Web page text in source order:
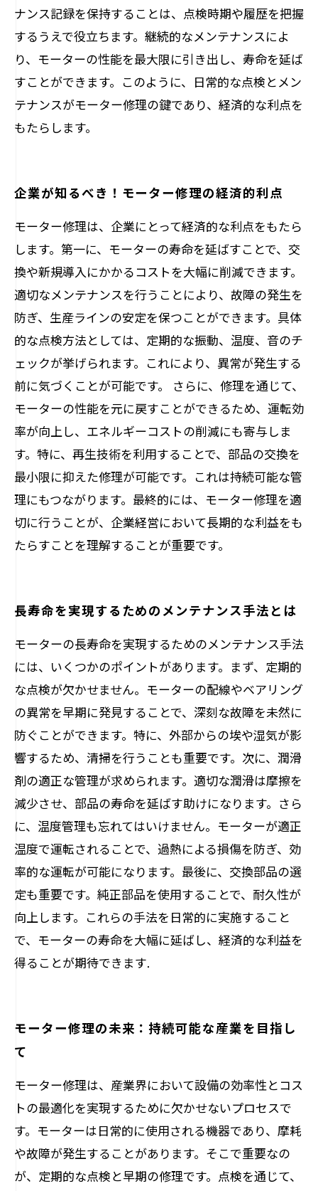
ナンス記録を保持することは、点検時期や履歴を把握
するうえで役立ちます。継続的なメンテナンスによ
り、モーターの性能を最大限に引き出し、寿命を延ば
すことができます。このように、日常的な点検とメン
テナンスがモーター修理の鍵であり、経済的な利点を
もたらします。
企業が知るべき！モーター修理の経済的利点
モーター修理は、企業にとって経済的な利点をもたら
します。第一に、モーターの寿命を延ばすことで、交
換や新規導入にかかるコストを大幅に削減できます。
適切なメンテナンスを行うことにより、故障の発生を
防ぎ、生産ラインの安定を保つことができます。具体
的な点検方法としては、定期的な振動、温度、音のチ
ェックが挙げられます。これにより、異常が発生する
前に気づくことが可能です。 さらに、修理を通じて、
モーターの性能を元に戻すことができるため、運転効
率が向上し、エネルギーコストの削減にも寄与しま
す。特に、再生技術を利用することで、部品の交換を
最小限に抑えた修理が可能です。これは持続可能な管
理にもつながります。最終的には、モーター修理を適
切に行うことが、企業経営において長期的な利益をも
たらすことを理解することが重要です。
長寿命を実現するためのメンテナンス手法とは
モーターの長寿命を実現するためのメンテナンス手法
には、いくつかのポイントがあります。まず、定期的
な点検が欠かせません。モーターの配線やベアリング
の異常を早期に発見することで、深刻な故障を未然に
防ぐことができます。特に、外部からの埃や湿気が影
響するため、清掃を行うことも重要です。次に、潤滑
剤の適正な管理が求められます。適切な潤滑は摩擦を
減少させ、部品の寿命を延ばす助けになります。さら
に、温度管理も忘れてはいけません。モーターが適正
温度で運転されることで、過熱による損傷を防ぎ、効
率的な運転が可能になります。最後に、交換部品の選
定も重要です。純正部品を使用することで、耐久性が
向上します。これらの手法を日常的に実施すること
で、モーターの寿命を大幅に延ばし、経済的な利益を
得ることが期待できます.
モーター修理の未来：持続可能な産業を目指し
て
モーター修理は、産業界において設備の効率性とコス
トの最適化を実現するために欠かせないプロセスで
す。モーターは日常的に使用される機器であり、摩耗
や故障が発生することがあります。そこで重要なの
が、定期的な点検と早期の修理です。点検を通じて、